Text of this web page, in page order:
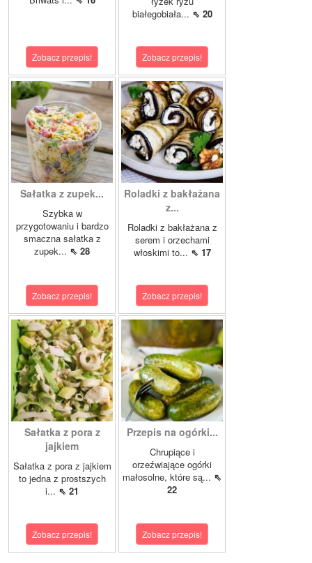
Zobacz przepis!
białegobiała... ⇖ 20
Zobacz przepis!
Sałatka z zupek...
Szybka w
przygotowaniu i bardzo
smaczna sałatka z
zupek... ⇖ 28
Zobacz przepis!
Roladki z bakłażana
z...
Roladki z bakłażana z
serem i orzechami
włoskimi to... ⇖ 17
Zobacz przepis!
Sałatka z pora z
jajkiem
Sałatka z pora z jajkiem
to jedna z prostszych
i... ⇖ 21
Zobacz przepis!
Przepis na ogórki...
Chrupiące i
orzeźwiające ogórki
małosolne, które są... ⇖
22
Zobacz przepis!